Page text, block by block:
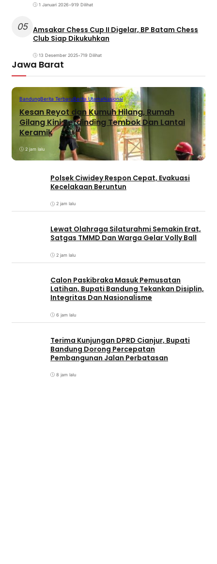
1 Januari 2026•919 Dilihat
05 Amsakar Chess Cup II Digelar, BP Batam Chess
Club Siap Dikukuhkan
13 Desember 2025•719 Dilihat
Jawa Barat
BandungBerita TerbaruBerita UtamaNasional
Kesan Reyot dan Kumuh Hilang, Rumah
Gilang Kini Berdinding Tembok Dan Lantai
Keramik
2 jam lalu
Polsek Ciwidey Respon Cepat, Evakuasi
Kecelakaan Beruntun
2 jam lalu
Lewat Olahraga Silaturahmi Semakin Erat,
Satgas TMMD Dan Warga Gelar Volly Ball
2 jam lalu
Calon Paskibraka Masuk Pemusatan
Latihan, Bupati Bandung Tekankan Disiplin,
Integritas Dan Nasionalisme
6 jam lalu
Terima Kunjungan DPRD Cianjur, Bupati
Bandung Dorong Percepatan
Pembangunan Jalan Perbatasan
8 jam lalu